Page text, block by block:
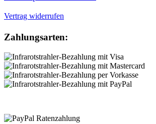
Vertrag widerrufen
Zahlungsarten: